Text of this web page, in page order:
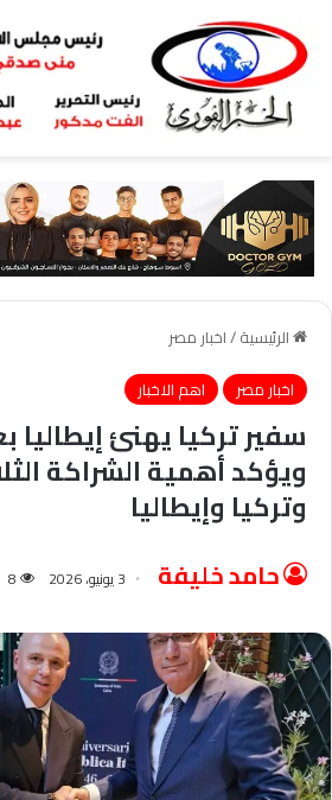
الرئيسية/اخبار مصر
اخبار مصر
اهم الاخبار
سفير تركيا يهنئ إيطاليا
ويؤكد أهمية الشراكة
وتركيا وإيطاليا
حامد خليفة 3 يونيو، 2026 8